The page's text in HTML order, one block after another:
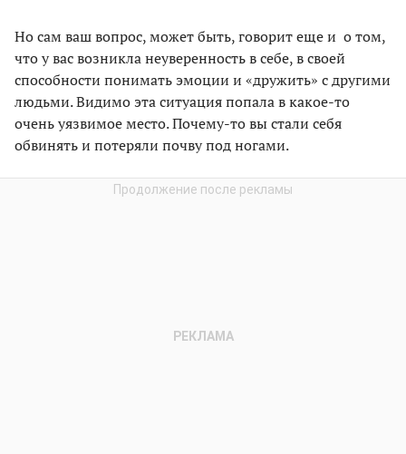
Но сам ваш вопрос, может быть, говорит еще и о том,
что у вас возникла неуверенность в себе, в своей
способности понимать эмоции и «дружить» с другими
людьми. Видимо эта ситуация попала в какое-то
очень уязвимое место. Почему-то вы стали себя
обвинять и потеряли почву под ногами.